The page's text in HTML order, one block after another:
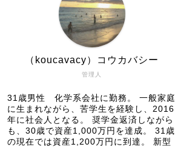
管理人
（koucavacy）コウカバシー
31歳男性 化学系会社に勤務。 一般家庭
に生まれながら、苦学生を経験し、2016
年に社会人となる。 奨学金返済しながら
も、30歳で資産1,000万円を達成。 31歳
の現在では資産1,200万円に到達。 新型